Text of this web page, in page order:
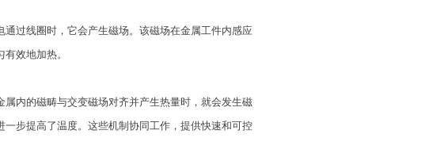
过线圈时，它会产生磁场。该磁场在金属工件内感应
效地加热。
内的磁畴与交变磁场对齐并产生热量时，就会发生磁
步提高了温度。这些机制协同工作，提供快速和可控